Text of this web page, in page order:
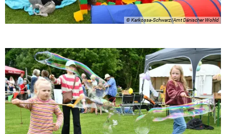
© Karkossa-Schwarz/Amt Dänischer Wohld